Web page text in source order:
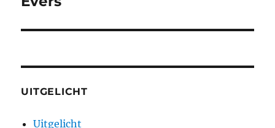
UITGELICHT
Uitgelicht